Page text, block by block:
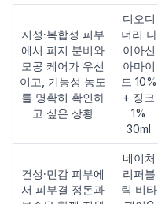
지성·복합성 피부
에서 피지 분비와
모공 케어가 우선
이고, 기능성 농도
를 명확히 확인하
고 싶은 상황
디오디
너리 나
이아신
아마이
드 10%
+ 징크
1%
30ml
건성·민감 피부에
서 피부결 정돈과
네이처
리퍼블
릭 비타